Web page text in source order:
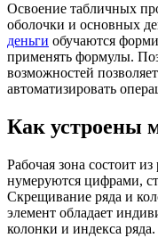
Освоение табличных
оболочки и основных
деньги обучаются
применять формулы.
возможностей
автоматизировать
Как устроены
Рабочая зона состоит
нумеруются цифрами,
Скрещивание ряда и
элемент обладает
колонки и индекса ряда.